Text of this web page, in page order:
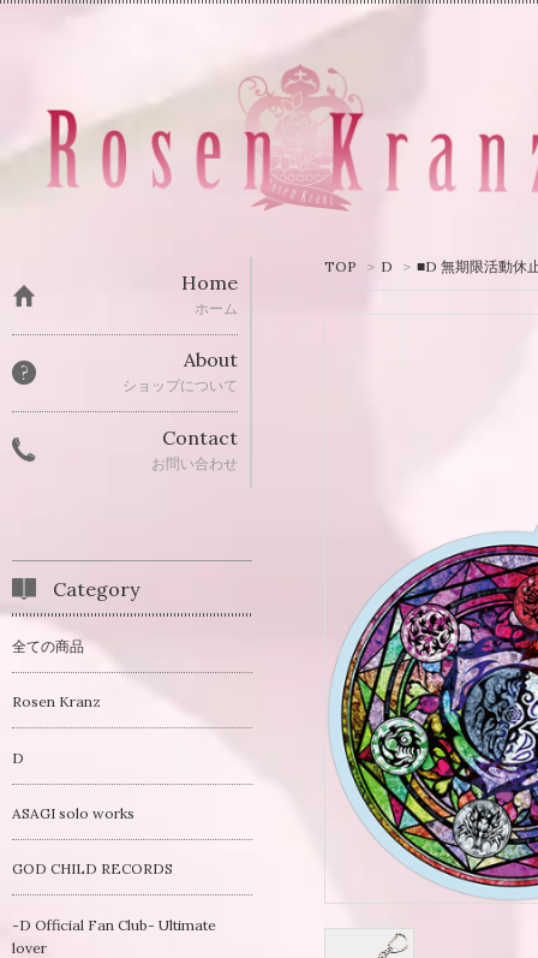
TOP > D > ■D 無期限活動休
Home
ホーム
About
ショップについて
Contact
お問い合わせ
Category
全ての商品
Rosen Kranz
D
ASAGI solo works
GOD CHILD RECORDS
-D Official Fan Club- Ultimate
lover